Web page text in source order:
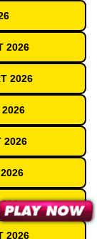
2026
2026
2026
2026
2026